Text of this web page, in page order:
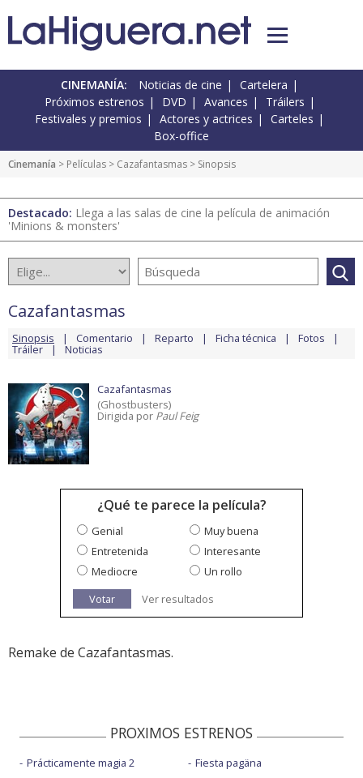
CINEMANÍA: Noticias de cine
Cartelera
Próximos estrenos
DVD Avances
Tráilers
Festivales y premios
Actores y actrices
Carteles
Box-office
Cinemanía > Películas > Cazafantasmas > Sinopsis
Destacado: Llega a las salas de cine la película de animación
'Minions & monsters'
Cazafantasmas
Sinopsis Comentario Reparto Ficha técnica Fotos
Tráiler Noticias
Cazafantasmas
(Ghostbusters)
Dirigida por Paul Feig
¿Qué te parece la película?
Genial
Muy buena
Entretenida
Interesante
Mediocre
Un rollo
Votar
Ver resultados
Remake de Cazafantasmas.
PROXIMOS ESTRENOS
Prácticamente magia 2
Fiesta pagäna